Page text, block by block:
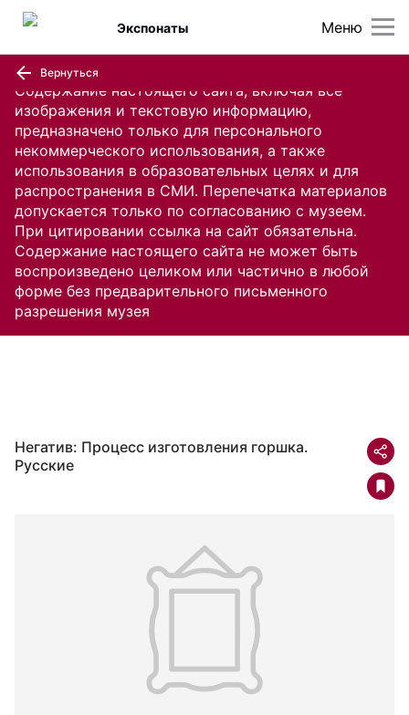
Содержание настоящего сайта, включая все
изображения и текстовую информацию,
предназначено только для персонального
некоммерческого использования, а также
использования в образовательных целях и для
распространения в СМИ. Перепечатка материалов
допускается только по согласованию с музеем.
При цитировании ссылка на сайт обязательна.
Содержание настоящего сайта не может быть
воспроизведено целиком или частично в любой
форме без предварительного письменного
разрешения музея
Меню
Экспонаты
Вернуться
Негатив: Процесс изготовления горшка.
Русские